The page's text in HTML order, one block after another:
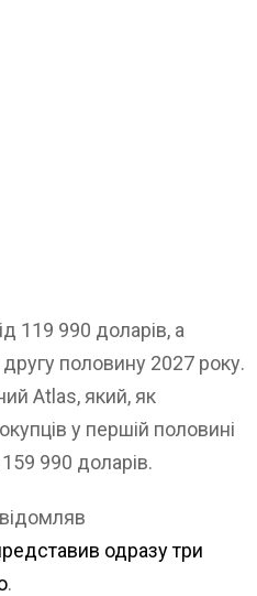
119 990 доларів, а
половину 2027 року.
Atlas, який, як
у першій половині
990 доларів.
одразу три
.